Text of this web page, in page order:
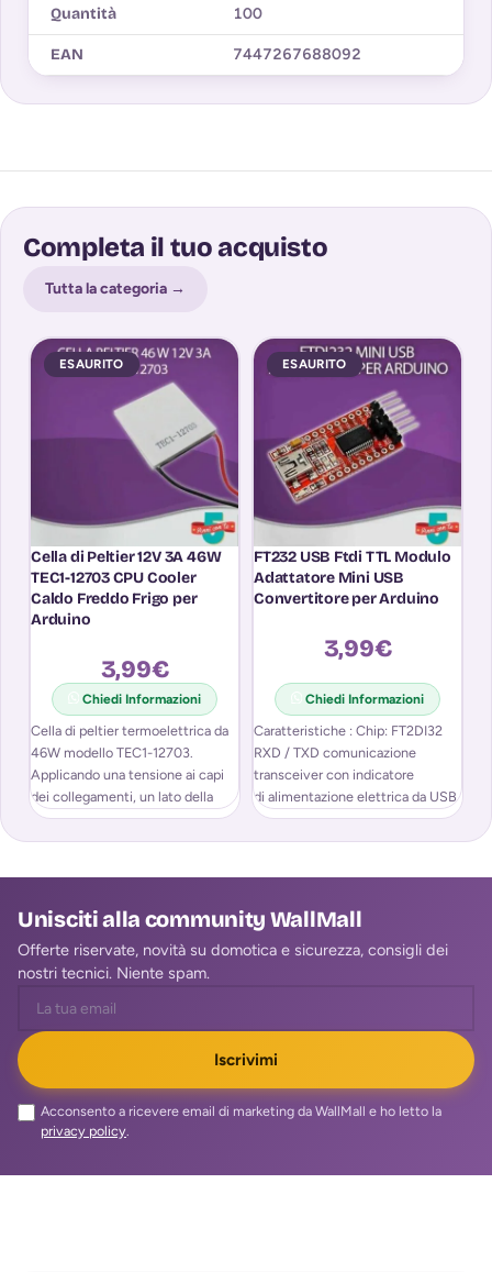
Quantità 100
EAN 7447267688092
Completa il tuo acquisto
Tutta la categoria →
ESAURITO
Cella di Peltier 12V 3A 46W
TEC1-12703 CPU Cooler
Caldo Freddo Frigo per
Arduino
3,99€
Chiedi Informazioni
Cella di peltier termoelettrica da
46W modello TEC1-12703.
Applicando una tensione ai capi
dei collegamenti, un lato della
cella si
ESAURITO
FT232 USB Ftdi TTL Modulo
Adattatore Mini USB
Convertitore per Arduino
3,99€
Chiedi Informazioni
Caratteristiche : Chip: FT2DI32
RXD / TXD comunicazione
transceiver con indicatore
di alimentazione elettrica da USB
Possibilità di selezione tra 5V
Unisciti alla community WallMall
Offerte riservate, novità su domotica e sicurezza, consigli dei
nostri tecnici. Niente spam.
Iscrivimi
Acconsento a ricevere email di marketing da WallMall e ho letto la
privacy policy.